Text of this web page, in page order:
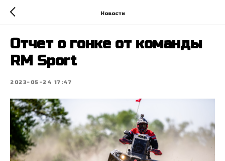
Новости
Отчет о гонке от команды
RM Sport
2023-05-24 17:47